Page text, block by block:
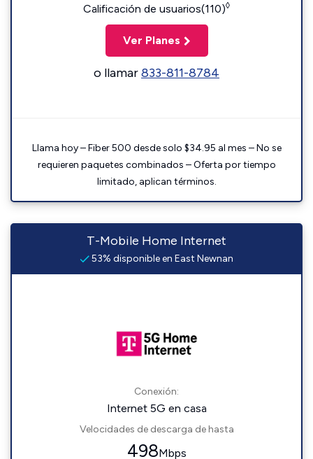
Calificación de usuarios(110)◊
Ver Planes
o llamar833-811-8784
Llama hoy – Fiber 500 desde solo $34.95 al mes – No se
requieren paquetes combinados – Oferta por tiempo
limitado, aplican términos.
T-Mobile Home Internet
53% disponible en East Newnan
Conexión:
Internet 5G en casa
Velocidades de descarga de hasta
498Mbps